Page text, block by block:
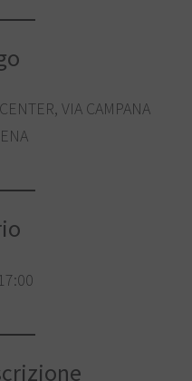
VIA CAMPANA